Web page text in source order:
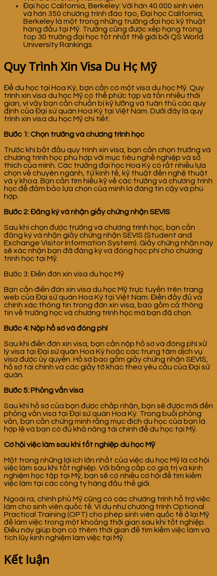
Đại học California, Berkeley: Với hơn 40.000 sinh viên
và hơn 350 chương trình đào tạo, Đại học California,
Berkeley là một trong những trường đại học kỹ thuật
hàng đầu tại Mỹ. Trường cũng được xếp hạng trong
top 30 trường đại học tốt nhất thế giới bởi QS World
University Rankings.
Quy Trình Xin Visa Du Học Mỹ
Để du học tại Hoa Kỳ, bạn cần có một visa du học Mỹ. Quy
trình xin visa du học Mỹ có thể phức tạp và tốn nhiều thời
gian, vì vậy bạn cần chuẩn bị kỹ lưỡng và tuân thủ các quy
định của Đại sứ quán Hoa Kỳ tại Việt Nam. Dưới đây là quy
trình xin visa du học Mỹ chi tiết:
Bước 1: Chọn trường và chương trình học
Trước khi bắt đầu quy trình xin visa, bạn cần chọn trường và
chương trình học phù hợp với mục tiêu nghề nghiệp và sở
thích của mình. Các trường đại học Hoa Kỳ có rất nhiều lựa
chọn về chuyên ngành, từ kinh tế, kỹ thuật đến nghệ thuật
và y khoa. Bạn cần tìm hiểu kỹ về các trường và chương trình
học để đảm bảo lựa chọn của mình là đáng tin cậy và phù
hợp.
Bước 2: Đăng ký và nhận giấy chứng nhận SEVIS
Sau khi chọn được trường và chương trình học, bạn cần
đăng ký và nhận giấy chứng nhận SEVIS (Student and
Exchange Visitor Information System). Giấy chứng nhận này
sẽ xác nhận bạn đã đăng ký và đóng học phí cho chương
trình học tại Mỹ.
Bước 3: Điền đơn xin visa du học Mỹ
Bạn cần điền đơn xin visa du học Mỹ trực tuyến trên trang
web của Đại sứ quán Hoa Kỳ tại Việt Nam. Điền đầy đủ và
chính xác thông tin trong đơn xin visa, bao gồm cả thông
tin về trường học và chương trình học mà bạn đã chọn.
Bước 4: Nộp hồ sơ và đóng phí
Sau khi điền đơn xin visa, bạn cần nộp hồ sơ và đóng phí xử
lý visa tại Đại sứ quán Hoa Kỳ hoặc các trung tâm dịch vụ
visa được ủy quyền. Hồ sơ bao gồm giấy chứng nhận SEVIS,
hồ sơ tài chính và các giấy tờ khác theo yêu cầu của Đại sứ
quán.
Bước 5: Phỏng vấn visa
Sau khi hồ sơ của bạn được chấp nhận, bạn sẽ được mời đến
phỏng vấn visa tại Đại sứ quán Hoa Kỳ. Trong buổi phỏng
vấn, bạn cần chứng minh rằng mục đích du học của bạn là
hợp lệ và bạn có đủ khả năng tài chính để du học tại Mỹ.
Cơ hội việc làm sau khi tốt nghiệp du học Mỹ
Một trong những lợi ích lớn nhất của việc du học Mỹ là cơ hội
việc làm sau khi tốt nghiệp. Với bằng cấp có giá trị và kinh
nghiệm học tập tại Mỹ, bạn sẽ có nhiều cơ hội để tìm kiếm
việc làm tại các công ty hàng đầu thế giới.
Ngoài ra, chính phủ Mỹ cũng có các chương trình hỗ trợ việc
làm cho sinh viên quốc tế. Ví dụ như chương trình Optional
Practical Training (OPT) cho phép sinh viên quốc tế ở lại Mỹ
để làm việc trong một khoảng thời gian sau khi tốt nghiệp.
Điều này giúp bạn có thêm thời gian để tìm kiếm việc làm và
tích lũy kinh nghiệm làm việc tại Mỹ.
Kết luận